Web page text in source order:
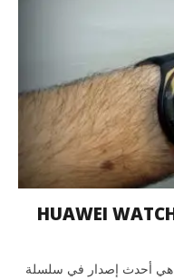
الساعة الذكية HUAWEI WATCH GT 2e هي أحدث إصدار في سلسلة